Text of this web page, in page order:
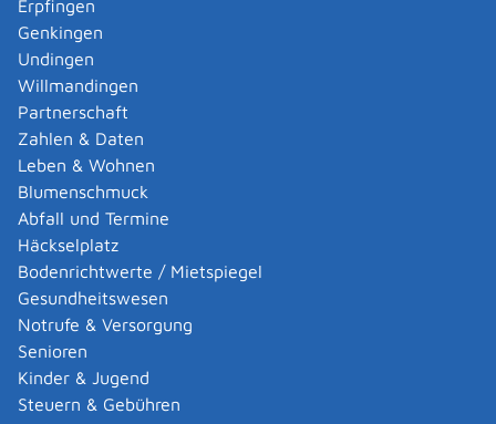
Erpfingen
Genkingen
Undingen
Willmandingen
Partnerschaft
Zahlen & Daten
Leben & Wohnen
Blumenschmuck
Abfall und Termine
Häckselplatz
Bodenrichtwerte / Mietspiegel
Gesundheitswesen
Notrufe & Versorgung
Senioren
Kinder & Jugend
Steuern & Gebühren
Für gleichgestellte Jugendliche und junge Erwachsene
während einer Berufsausbildung gelten die besonderen
Regelungen für schwerbehinderte Menschen nicht. Die
ausbildenden Arbeitgeber erhalten Zuschüsse zu den
Kosten der Berufsausbildung.
Verfahrensablauf
Sie können die Gleichstellung schriftlich, mündlich oder
telefonisch beantragen.
Fristen
Es gelten keine besonderen Fristen.
Erforderliche Unterlagen
Feststellungsbescheid des Versorgungsamts im